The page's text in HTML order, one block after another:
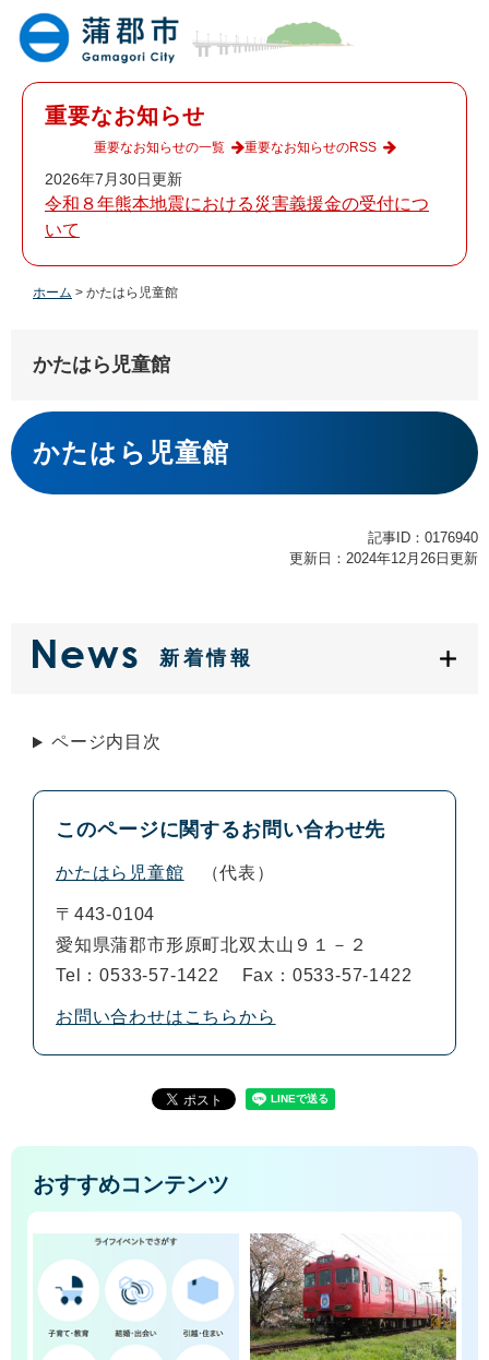
重要なお知らせ
2026年7月30日更新
令和８年熊本地震における災害義援金の受付につ
いて
重要なお知らせの一覧 重要なお知らせのRSS
ホーム > かたはら児童館
かたはら児童館
本
文
かたはら児童館
記事ID：0176940
更新日：2024年12月26日更新
新着情報
ページ内目次
このページに関するお問い合わせ先
かたはら児童館 代表
〒443-0104
愛知県蒲郡市形原町北双太山９１－２
Tel：0533-57-1422
Fax：0533-57-1422
お問い合わせはこちらから
おすすめコンテンツ